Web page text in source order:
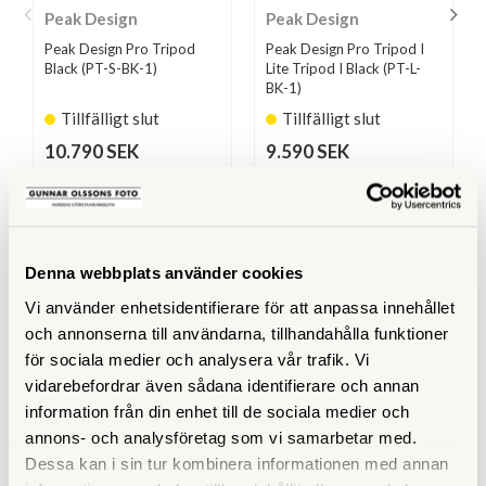
Denna webbplats använder cookies
Vi använder enhetsidentifierare för att anpassa innehållet
och annonserna till användarna, tillhandahålla funktioner
för sociala medier och analysera vår trafik. Vi
vidarebefordrar även sådana identifierare och annan
information från din enhet till de sociala medier och
annons- och analysföretag som vi samarbetar med.
Dessa kan i sin tur kombinera informationen med annan
Peak Design
Peak Design Pro Tripod
Black (PT-S-BK-1)
Tillfälligt slut
10.790 SEK
KÖP
Peak Design
Peak Design Pro Tripod I
Lite Tripod I Black (PT-L-
BK-1)
Tillfälligt slut
9.590 SEK
LÄS MER
SPECIFIKATIONER
Maxhöjd med mittpelare
(cm)
152,4
Maxhöjd utan mittpelare
(cm)
130,2